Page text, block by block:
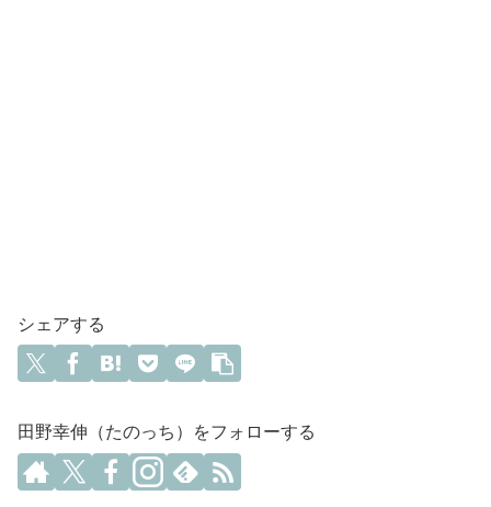
シェアする
田野幸伸（たのっち）をフォローする